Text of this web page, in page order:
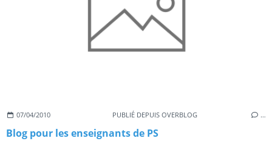
07/04/2010 PUBLIÉ DEPUIS OVERBLOG …
Blog pour les enseignants de PS